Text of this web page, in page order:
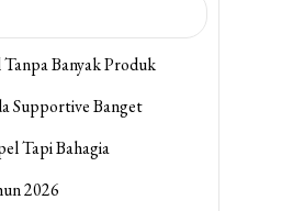
Banyak Produk
Supportive Banget
Tapi Bahagia
2026